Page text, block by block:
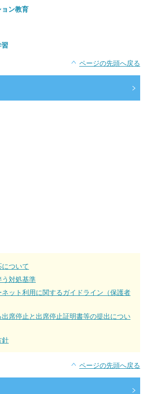
ン教育
ページの先頭へ戻る
ついて
対処基準
ット利用に関するガイドライン（保護者
席停止と出席停止証明書等の提出につい
針
ページの先頭へ戻る